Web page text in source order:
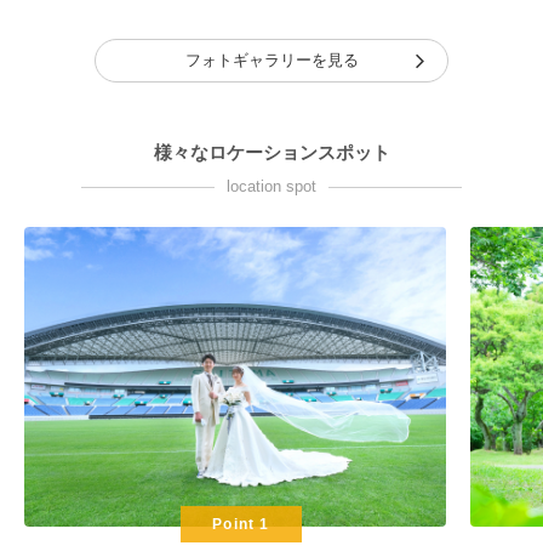
フォトギャラリーを見る
様々なロケーションスポット
location spot
Point 1